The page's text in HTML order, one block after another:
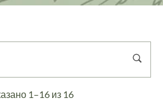
1–16 из 16